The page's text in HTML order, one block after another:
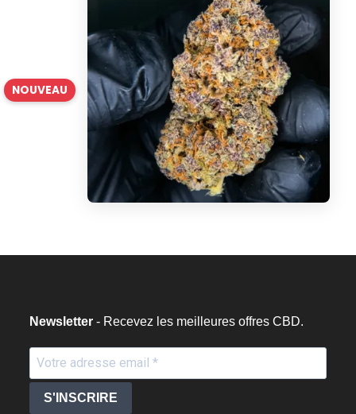
NOUVEAU
Newsletter - Recevez les meilleures offres CBD.
S'INSCRIRE